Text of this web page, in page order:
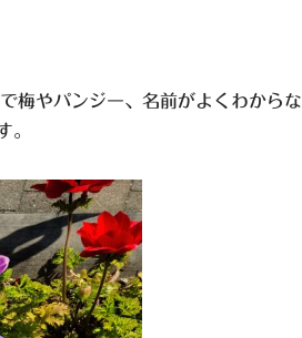
梅やパンジー、名前がよくわからな
。